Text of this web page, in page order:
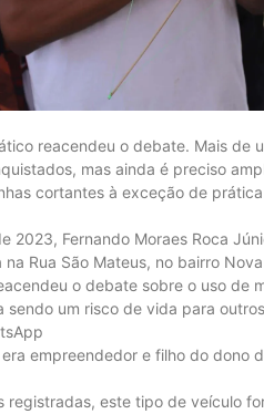
reacendeu o debate. Mais de
mas ainda é preciso
cortantes à exceção de
2023, Fernando Moraes Roca
Rua São Mateus, no bairro
o debate sobre o uso de
sendo um risco de vida para
empreendedor e filho do dono
registradas, este tipo de veículo